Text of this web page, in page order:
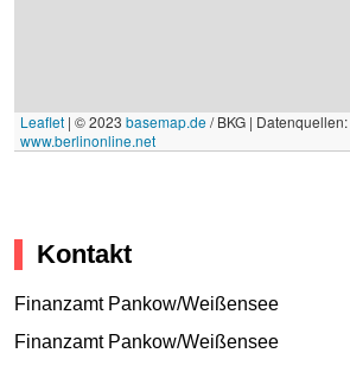
Leaflet | © 2023 basemap.de/ BKG |
www.berlinonline.net
Kontakt
Finanzamt Pankow/Weißensee
Finanzamt Pankow/Weißensee